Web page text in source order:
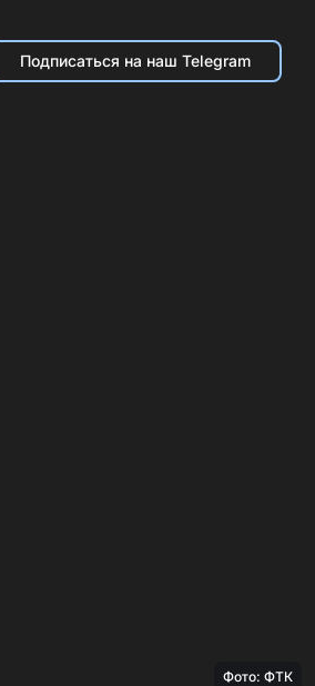
Подписаться на наш Telegram
Фото: ФТК